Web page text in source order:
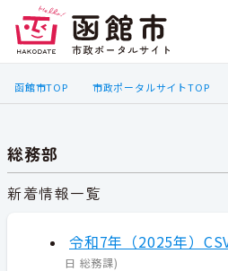
函館市TOP 市政ポータルサイトTOP
総務部
新着情報一覧
令和7年（2025年）
日 総務課)